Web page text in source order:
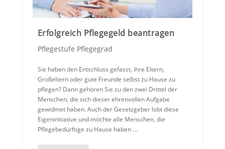
Erfolgreich Pflegegeld beantragen
Pflegestufe Pflegegrad
Sie haben den Entschluss gefasst, ihre Eltern,
Großeltern oder gute Freunde selbst zu Hause zu
pflegen? Dann gehören Sie zu den zwei Drittel der
Menschen, die sich dieser ehrenvollen Aufgabe
gewidmet haben. Auch der Gesetzgeber lobt diese
Eigeninitiative und möchte alle Menschen, die
Pflegebedürftige zu Hause haben …